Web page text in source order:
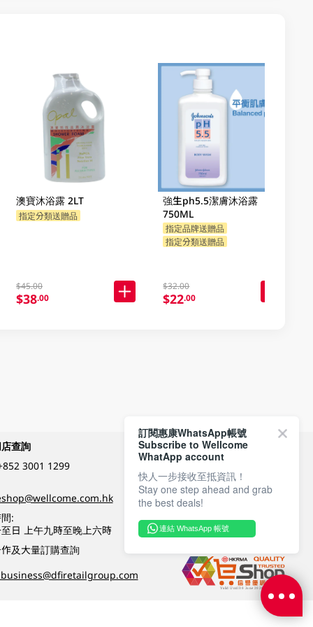
澳寶沐浴露 2LT
指定分類送贈品
$45.00
$38.00
強生ph5.5潔膚沐浴露
750ML
指定品牌送贈品
指定分類送贈品
$32.00
$22.00
查詢
3001 1299
:
日 上午九時至晚上六時
及大量訂購查詢
付款方式
關注我們
訂閱惠康WhatsApp帳號
Subscribe to Wellcome
WhatApp account
快人一步接收至抵資訊！
Stay one step ahead and grab
the best deals!
連結 WhatsApp 帳號